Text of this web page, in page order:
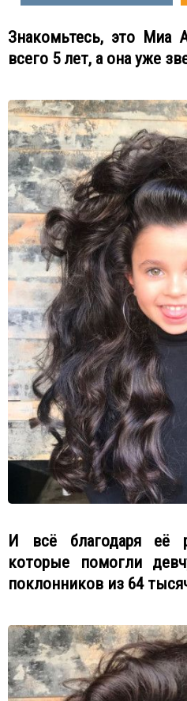
Знакомьтесь, это Миа
всего 5 лет, а она уже
И всё благодаря её
которые помогли
поклонников из 64